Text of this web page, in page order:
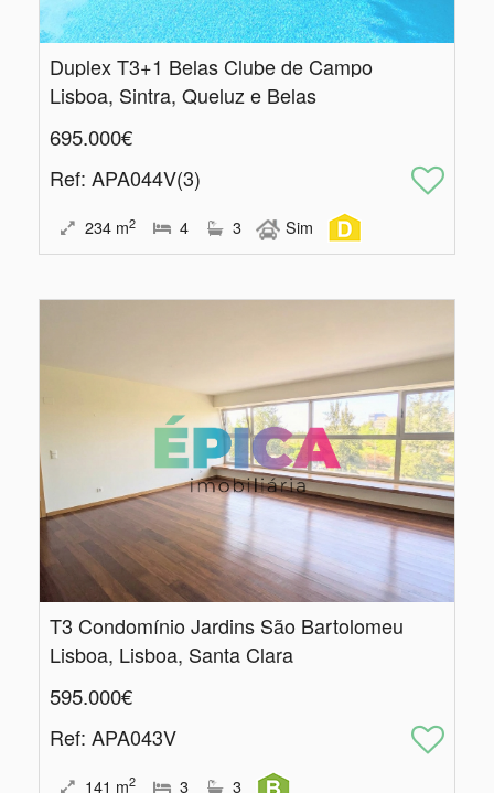
Duplex T3+1 Belas Clube de Campo
Lisboa, Sintra, Queluz e Belas
695.000€
Ref: APA044V(3)
234 m2 4 3 Sim
T3 Condomínio Jardins São Bartolomeu
Lisboa, Lisboa, Santa Clara
595.000€
Ref: APA043V
141 m2 3 3